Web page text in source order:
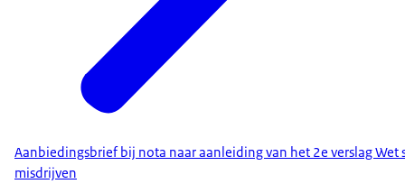
Aanbiedingsbrief bij nota naar aanleiding van het 2e verslag Wet
misdrijven